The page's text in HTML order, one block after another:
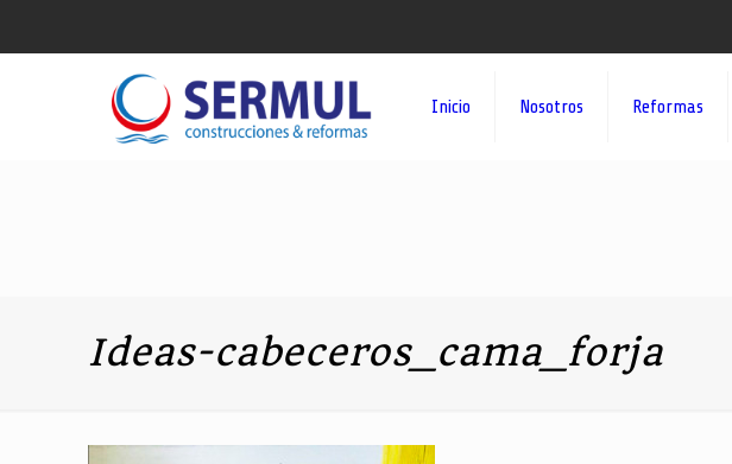
Inicio Nosotros Reformas
Ideas-cabeceros_cama_forja